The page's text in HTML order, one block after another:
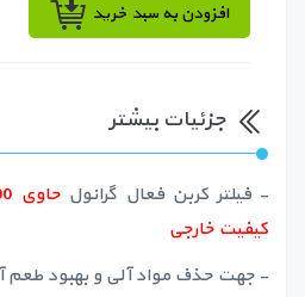
افزودن به سبد خرید
جزئیات بیشتر
- فیلتر کربن فعال گرانول
کیفیت خارجی
- جهت حذف مواد آلی و بهبود طعم